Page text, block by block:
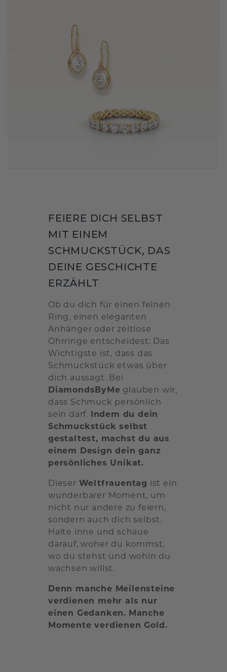
FEIERE DICH SELBST
MIT EINEM
SCHMUCKSTÜCK, DAS
DEINE GESCHICHTE
ERZÄHLT
Ob du dich für einen feinen
Ring, einen eleganten
Anhänger oder zeitlose
Ohrringe entscheidest: Das
Wichtigste ist, dass das
Schmuckstück etwas über
dich aussagt. Bei
DiamondsByMe glauben wir,
dass Schmuck persönlich
sein darf.
Indem du dein
Schmuckstück selbst
gestaltest, machst du aus
einem Design dein ganz
persönliches Unikat.
Dieser Weltfrauentag ist ein
wunderbarer Moment, um
nicht nur andere zu feiern,
sondern auch dich selbst.
Halte inne und schaue
darauf, woher du kommst,
wo du stehst und wohin du
wachsen willst.
Denn manche Meilensteine
verdienen mehr als nur
einen Gedanken.
Manche
Momente verdienen Gold.